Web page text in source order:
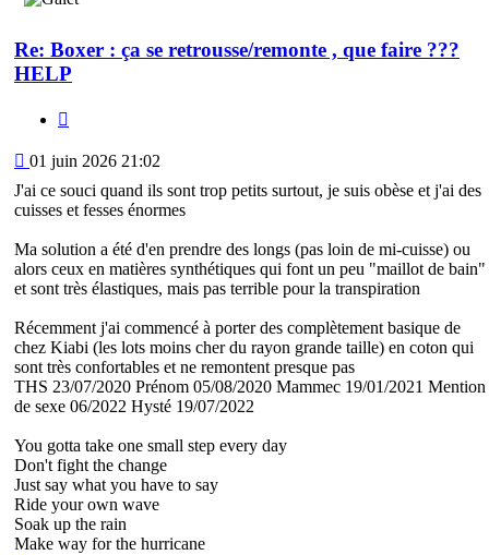
Re: Boxer : ça se retrousse/remonte , que faire ???
HELP
Message
01 juin 2026 21:02
J'ai ce souci quand ils sont trop petits surtout, je suis obèse et j'ai des
cuisses et fesses énormes
Ma solution a été d'en prendre des longs (pas loin de mi-cuisse) ou
alors ceux en matières synthétiques qui font un peu "maillot de bain"
et sont très élastiques, mais pas terrible pour la transpiration
Récemment j'ai commencé à porter des complètement basique de
chez Kiabi (les lots moins cher du rayon grande taille) en coton qui
sont très confortables et ne remontent presque pas
THS 23/07/2020 Prénom 05/08/2020 Mammec 19/01/2021 Mention
de sexe 06/2022 Hysté 19/07/2022
You gotta take one small step every day
Don't fight the change
Just say what you have to say
Ride your own wave
Soak up the rain
Make way for the hurricane